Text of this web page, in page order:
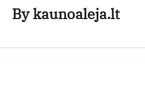
Bykaunoaleja.lt